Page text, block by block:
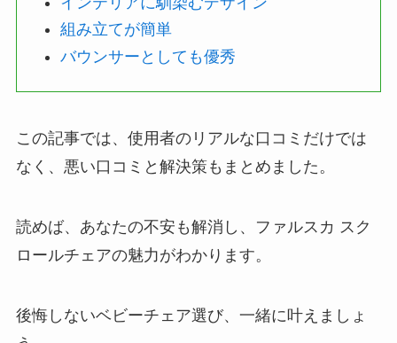
組み立てが簡単
バウンサーとしても優秀
この記事では、使用者のリアルな口コミだけでは
なく、悪い口コミと解決策もまとめました。
読めば、あなたの不安も解消し、ファルスカ スク
ロールチェアの魅力がわかります。
後悔しないベビーチェア選び、一緒に叶えましょ